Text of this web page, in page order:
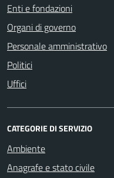
Enti e fondazioni
Organi di governo
Personale amministrativo
Politici
Uffici
CATEGORIE DI SERVIZIO
Ambiente
Anagrafe e stato civile